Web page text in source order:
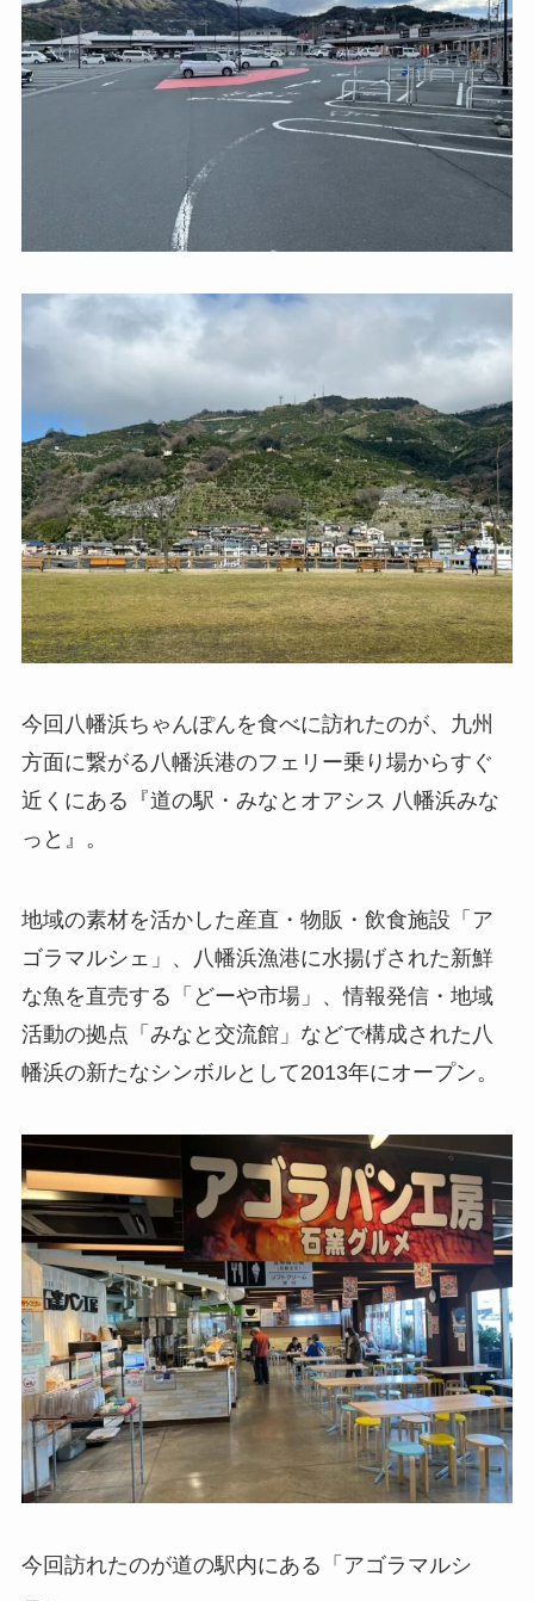
今回八幡浜ちゃんぽんを食べに訪れたのが、九州
方面に繋がる八幡浜港のフェリー乗り場からすぐ
近くにある『道の駅・みなとオアシス 八幡浜みな
っと』。
地域の素材を活かした産直・物販・飲食施設「ア
ゴラマルシェ」、八幡浜漁港に水揚げされた新鮮
な魚を直売する「どーや市場」、情報発信・地域
活動の拠点「みなと交流館」などで構成された八
幡浜の新たなシンボルとして2013年にオープン。
今回訪れたのが道の駅内にある「アゴラマルシ